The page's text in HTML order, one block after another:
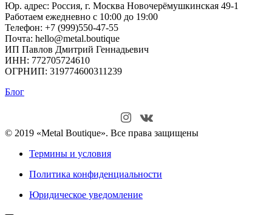
Юр. адрес: Россия, г. Москва Новочерёмушкинская 49-1
Работаем ежедневно с 10:00 до 19:00
Телефон: +7 (999)550-47-55
Почта: hello@metal.boutique
ИП Павлов Дмитрий Геннадьевич
ИНН: 772705724610
ОГРНИП: 319774600311239
Блог
© 2019 «Metal Boutique». Все права защищены
Термины и условия
Политика конфиденциальности
Юридическое уведомление